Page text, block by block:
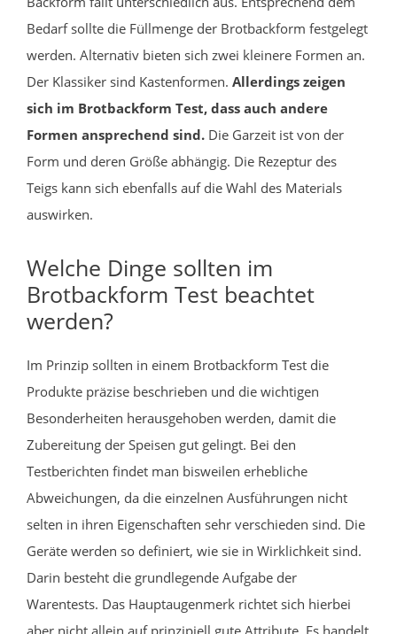
Bedarf sollte die Füllmenge der Brotbackform festgelegt
werden. Alternativ bieten sich zwei kleinere Formen an.
Der Klassiker sind Kastenformen. Allerdings zeigen
sich im Brotbackform Test, dass auch andere
Formen ansprechend sind. Die Garzeit ist von der
Form und deren Größe abhängig. Die Rezeptur des
Teigs kann sich ebenfalls auf die Wahl des Materials
auswirken.
Welche Dinge sollten im
Brotbackform Test beachtet
werden?
Im Prinzip sollten in einem Brotbackform Test die
Produkte präzise beschrieben und die wichtigen
Besonderheiten herausgehoben werden, damit die
Zubereitung der Speisen gut gelingt. Bei den
Testberichten findet man bisweilen erhebliche
Abweichungen, da die einzelnen Ausführungen nicht
selten in ihren Eigenschaften sehr verschieden sind. Die
Geräte werden so definiert, wie sie in Wirklichkeit sind.
Darin besteht die grundlegende Aufgabe der
Warentests. Das Hauptaugenmerk richtet sich hierbei
aber nicht allein auf prinzipiell gute Attribute. Es handelt